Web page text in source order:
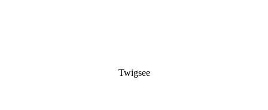
Twigsee